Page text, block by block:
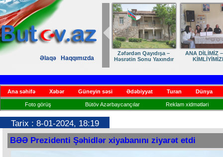
Əlaqə Haqqımızda
Zəfərdən Qayıdışa –
Həsrətin Sonu Yaxındır
ANA DİLİMİZ
Ana səhifə Xəbər Güneyin səsi Ədəbiyyat Turan Dünya
Foto görüş Bütöv Azərbaycançılar Reklam xidmətləri
Tarix : 8-01-2024, 18:19
BƏƏ Prezidenti Şəhidlər xiyabanını ziyarət etdi